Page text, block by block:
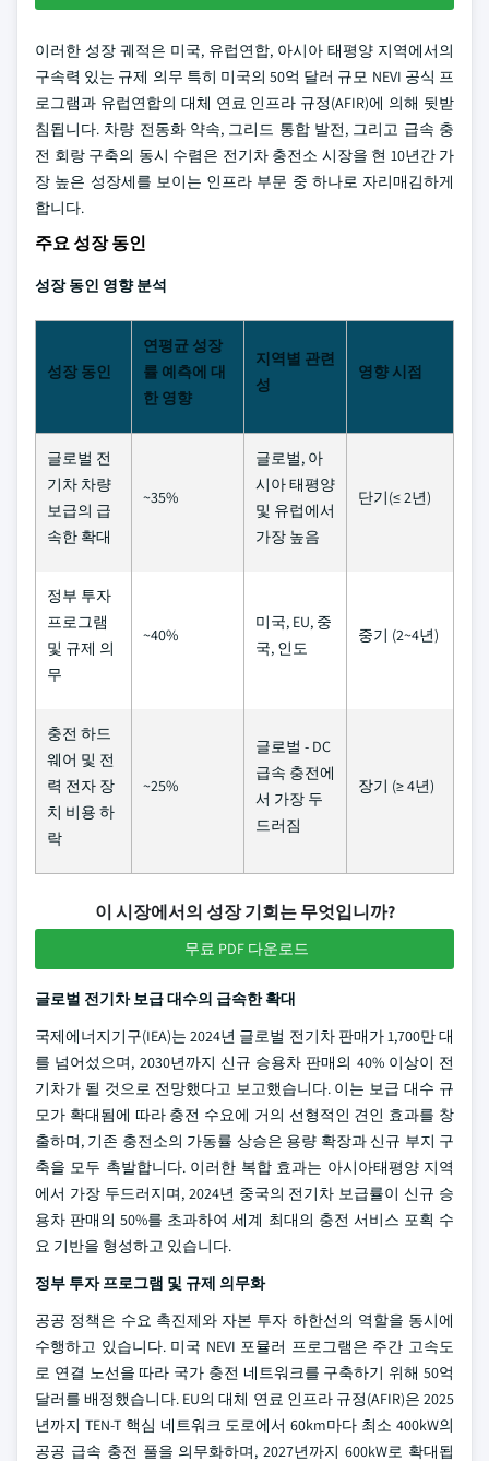
이러한 성장 궤적은 미국, 유럽연합, 아시아 태평양 지역에서의
구속력 있는 규제 의무 특히 미국의 50억 달러 규모 NEVI 공식 프
로그램과 유럽연합의 대체 연료 인프라 규정(AFIR)에 의해 뒷받
침됩니다. 차량 전동화 약속, 그리드 통합 발전, 그리고 급속 충
전 회랑 구축의 동시 수렴은 전기차 충전소 시장을 현 10년간 가
장 높은 성장세를 보이는 인프라 부문 중 하나로 자리매김하게
합니다.
주요 성장 동인
성장 동인 영향 분석
성장 동인
연평균 성장
률 예측에 대
한 영향
지역별 관련
성
영향 시점
글로벌 전
기차 차량
보급의 급
속한 확대
~35%
글로벌, 아
시아 태평양
및 유럽에서
가장 높음
단기(≤ 2년)
정부 투자
프로그램
및 규제 의
무
~40%
미국, EU, 중
국, 인도
중기 (2~4년)
충전 하드
웨어 및 전
력 전자 장
치 비용 하
락
~25%
글로벌 - DC
급속 충전에
서 가장 두
드러짐
장기 (≥ 4년)
이 시장에서의 성장 기회는 무엇입니까?
무료 PDF 다운로드
글로벌 전기차 보급 대수의 급속한 확대
국제에너지기구(IEA)는 2024년 글로벌 전기차 판매가 1,700만 대
를 넘어섰으며, 2030년까지 신규 승용차 판매의 40% 이상이 전
기차가 될 것으로 전망했다고 보고했습니다. 이는 보급 대수 규
모가 확대됨에 따라 충전 수요에 거의 선형적인 견인 효과를 창
출하며, 기존 충전소의 가동률 상승은 용량 확장과 신규 부지 구
축을 모두 촉발합니다. 이러한 복합 효과는 아시아태평양 지역
에서 가장 두드러지며, 2024년 중국의 전기차 보급률이 신규 승
용차 판매의 50%를 초과하여 세계 최대의 충전 서비스 포획 수
요 기반을 형성하고 있습니다.
정부 투자 프로그램 및 규제 의무화
공공 정책은 수요 촉진제와 자본 투자 하한선의 역할을 동시에
수행하고 있습니다. 미국 NEVI 포뮬러 프로그램은 주간 고속도
로 연결 노선을 따라 국가 충전 네트워크를 구축하기 위해 50억
달러를 배정했습니다. EU의 대체 연료 인프라 규정(AFIR)은 2025
년까지 TEN-T 핵심 네트워크 도로에서 60km마다 최소 400kW의
공공 급속 충전 풀을 의무화하며, 2027년까지 600kW로 확대됩